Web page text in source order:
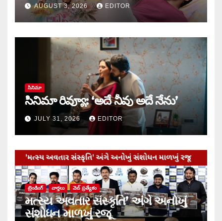
AUGUST 3, 2026 EDITOR
సినిమా
సినిమా రివ్యూ: ‘అదే నీవు అదే నేను’
JULY 31, 2026 EDITOR
ట్రెండింగ్ వార్త‌లు వెబ్ ప్రత్యేకం
મત્સ્ય અવતાર સંસ્કૃતિ’ અંગે અનોખું
સંશોધન માળખું રજૂ